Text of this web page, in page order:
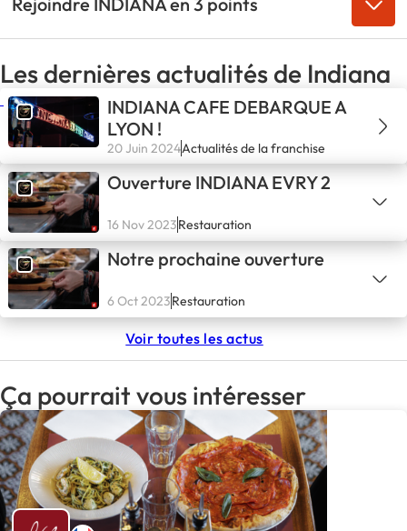
Les dernières actualités de Indiana
INDIANA CAFE DEBARQUE A
LYON !
20 Juin 2024Actualités de la franchise
Ouverture INDIANA EVRY 2
16 Nov 2023Restauration
Notre prochaine ouverture
6 Oct 2023Restauration
Voir toutes les actus
Ça pourrait vous intéresser